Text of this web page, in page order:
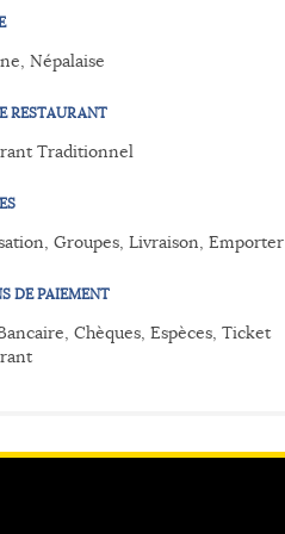
Népalaise
RESTAURANT
Traditionnel
Groupes, Livraison, Emporter
DE PAIEMENT
Chèques, Espèces, Ticket